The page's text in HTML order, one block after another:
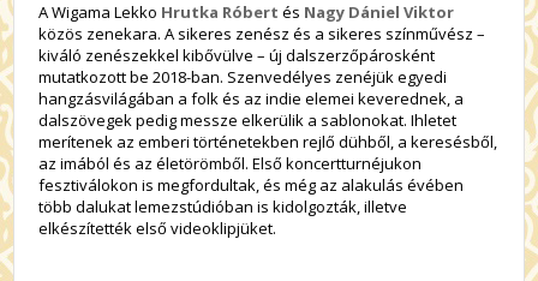
A Wigama Lekko Hrutka Róbert és Nagy Dániel Viktor
közös zenekara. A sikeres zenész és a sikeres színművész –
kiváló zenészekkel kibővülve – új dalszerzőpárosként
mutatkozott be 2018-ban. Szenvedélyes zenéjük egyedi
hangzásvilágában a folk és az indie elemei keverednek, a
dalszövegek pedig messze elkerülik a sablonokat. Ihletet
merítenek az emberi történetekben rejlő dühből, a keresésből,
az imából és az életörömből. Első koncertturnéjukon
fesztiválokon is megfordultak, és még az alakulás évében
több dalukat lemezstúdióban is kidolgozták, illetve
elkészítették első videoklipjüket.